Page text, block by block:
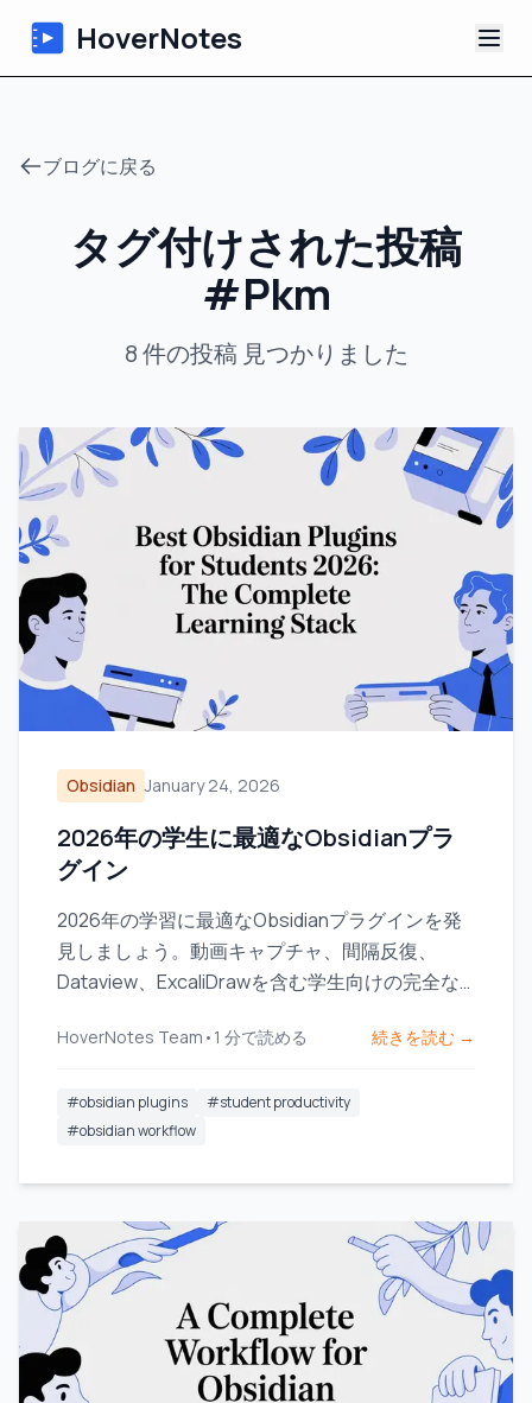
HoverNotes
AI動画ノート
チュートリアル
について
ブログに戻る
タグ付けされた投稿
#Pkm
8件の投稿 見つかりました
Obsidian January 24, 2026
2026年の学生に最適なObsidianプラ
グイン
2026年の学習に最適なObsidianプラグインを発
見しましょう。動画キャプチャ、間隔反復、
Dataview、ExcaliDrawを含む学生向けの完全な
HoverNotes Team • 1 分で読める 続きを読む →
#obsidian plugins #student productivity
#obsidian workflow